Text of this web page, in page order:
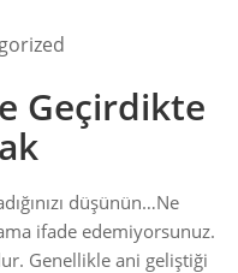
Geçirdikte
düşünün…Ne
ifade edemiyorsunuz.
Genellikle ani geliştiği